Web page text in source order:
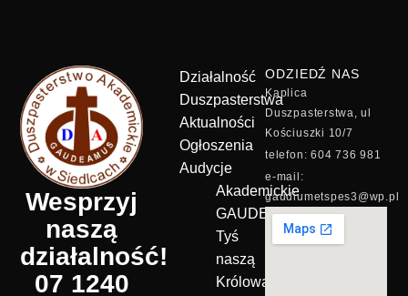
Wesprzyj
naszą
działalność!
07 1240
Działalność
Duszpasterstwa
Aktualności
Ogłoszenia
Audycje
Akademickie
GAUDEAMUS
Tyś
naszą
Królową!
ODZIEDŹ NAS
Kaplica
Duszpasterstwa, ul
Kościuszki 10/7
telefon: 604 736 981
e-mail:
gaudiumetspes3@wp.pl